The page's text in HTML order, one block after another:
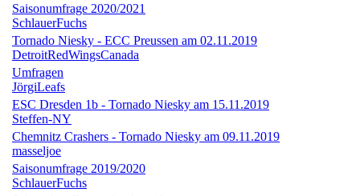
Saisonumfrage 2020/2021
SchlauerFuchs
Tornado Niesky - ECC Preussen am 02.11.2019
DetroitRedWingsCanada
Umfragen
JörgiLeafs
ESC Dresden 1b - Tornado Niesky am 15.11.2019
Steffen-NY
Chemnitz Crashers - Tornado Niesky am 09.11.2019
masseljoe
Saisonumfrage 2019/2020
SchlauerFuchs